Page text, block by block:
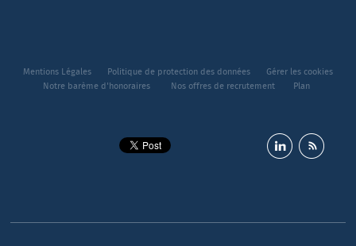
Mentions Légales Politique de protection des données
Gérer les cookies
Notre barème d'honoraires
Nos offres de recrutement Plan